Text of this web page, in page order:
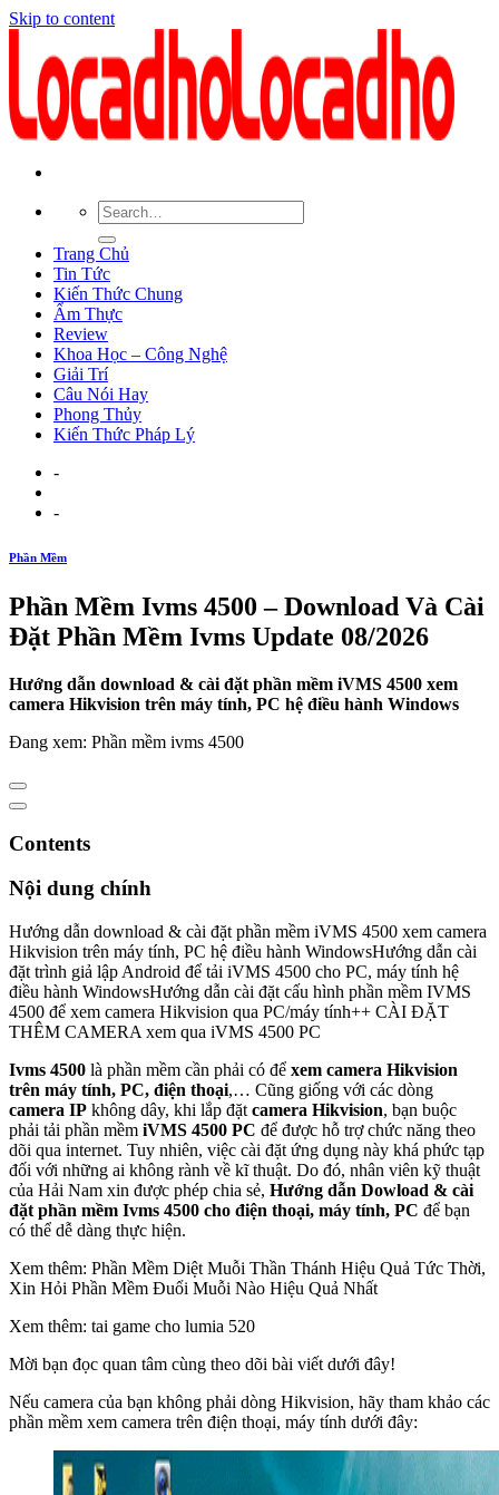
Skip to content
Trang Chủ
Tin Tức
Kiến Thức Chung
Ẩm Thực
Review
Khoa Học – Công Nghệ
Giải Trí
Câu Nói Hay
Phong Thủy
Kiến Thức Pháp Lý
-
-
Phần Mềm
Phần Mềm Ivms 4500 – Download Và Cài
Đặt Phần Mềm Ivms Update 08/2026
Hướng dẫn download & cài đặt phần mềm iVMS 4500 xem
camera Hikvision trên máy tính, PC hệ điều hành Windows
Đang xem: Phần mềm ivms 4500
Contents
Nội dung chính
Hướng dẫn download & cài đặt phần mềm iVMS 4500 xem camera
Hikvision trên máy tính, PC hệ điều hành WindowsHướng dẫn cài
đặt trình giả lập Android để tải iVMS 4500 cho PC, máy tính hệ
điều hành WindowsHướng dẫn cài đặt cấu hình phần mềm IVMS
4500 để xem camera Hikvision qua PC/máy tính++ CÀI ĐẶT
THÊM CAMERA xem qua iVMS 4500 PC
Ivms 4500 là phần mềm cần phải có để xem camera Hikvision
trên máy tính, PC, điện thoại,… Cũng giống với các dòng
camera IP không dây, khi lắp đặt camera Hikvision, bạn buộc
phải tải phần mềm iVMS 4500 PC để được hỗ trợ chức năng theo
dõi qua internet. Tuy nhiên, việc cài đặt ứng dụng này khá phức tạp
đối với những ai không rành về kĩ thuật. Do đó, nhân viên kỹ thuật
của Hải Nam xin được phép chia sẻ, Hướng dẫn Dowload & cài
đặt phần mềm Ivms 4500 cho điện thoại, máy tính, PC để bạn
có thể dễ dàng thực hiện.
Xem thêm: Phần Mềm Diệt Muỗi Thần Thánh Hiệu Quả Tức Thời,
Xin Hỏi Phần Mềm Đuổi Muỗi Nào Hiệu Quả Nhất
Xem thêm: tai game cho lumia 520
Mời bạn đọc quan tâm cùng theo dõi bài viết dưới đây!
Nếu camera của bạn không phải dòng Hikvision, hãy tham khảo các
phần mềm xem camera trên điện thoại, máy tính dưới đây: